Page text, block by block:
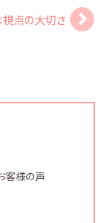
点の大切さ
客様の声